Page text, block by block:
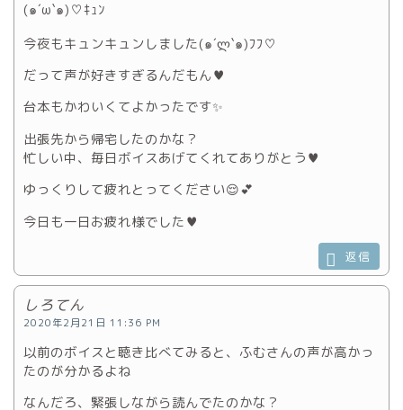
(๑´ω`๑)♡ｷｭﾝ
今夜もキュンキュンしました(๑´ლ`๑)ﾌﾌ♡
だって声が好きすぎるんだもん♥️
台本もかわいくてよかったです✨
出張先から帰宅したのかな？
忙しい中、毎日ボイスあげてくれてありがとう♥️
ゆっくりして疲れとってください😌💕
今日も一日お疲れ様でした♥️
返信
しろてん
2020年2月21日 11:36 PM
以前のボイスと聴き比べてみると、ふむさんの声が高かっ
たのが分かるよね
なんだろ、緊張しながら読んでたのかな？